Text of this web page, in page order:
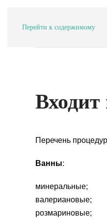
Перейти к содержимому
Входит
Перечень
Ванны:
минеральные;
валериановые;
розмариновые;